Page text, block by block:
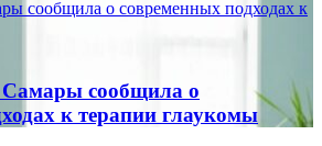
сообщила о современных подходах к
сообщила о
к терапии глаукомы